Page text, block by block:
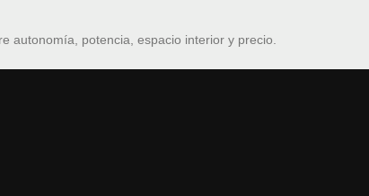
autonomía, potencia, espacio interior y precio.